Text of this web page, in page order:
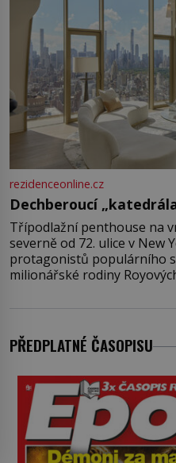
rezidenceonline.cz
Dechberoucí
Třípodlažní penthouse na
severně od 72. ulice v New
protagonistů populárního
milionářské rodiny
jenom jednou z nemovitostí
PŘEDPLATNÉ ČASOPISU